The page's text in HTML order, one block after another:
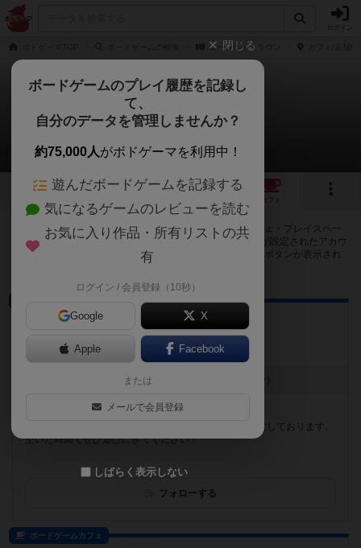
ローレル・クラウン
ローレル・クラウン
7店のカフェ/スペースが提供中
2 1
カフェ
ローレル・クラウンで遊ぶことができるボードゲームカフェ・プレイスペー
スが7店登録されています。公開プロフィールの都道府県が設定されたアカウ
ントでログインすると、同じ都道府県内の店舗に絞り込むボタンが表示され
Sonnen Spiele
愛知県名古屋市天白区八事山６４１
[NEW] 8月営業カレンダー（2026年07月17日 13時19分）
遊べるボードゲーム
1353個
名城大学徒歩１分！！ ３０分～の料金プランをご用意しております。
空いた時間でぜひ遊びにきてください！
フォローする
ボードゲームカフェ
閉じる
ボードゲームのプレイ履歴を記録し
て、
自分のデータを管理しませんか？
約75,000人がボドゲーマを利用中！
遊んだボードゲームを記録する
気になるゲームのレビューを読む
お気に入り作品・所有リストの共
有
ログイン / 会員登録（10秒）
Google X
Apple Facebook
または
メールで会員登録
しばらく表示しない